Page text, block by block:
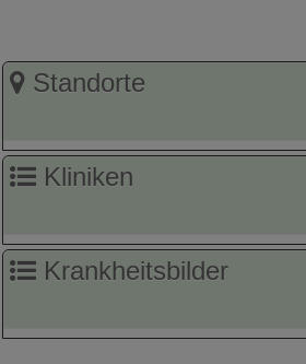
Standorte
Kliniken
Krankheitsbilder